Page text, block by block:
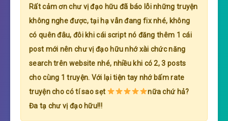
Rất cảm ơn chư vị đạo hữu đã báo lỗi những truyện
không nghe được, tại hạ vẫn đang fix nhé, không
có quên đâu, đôi khi cái script nó đăng thêm 1 cái
post mới nên chư vị đạo hữu nhớ xài chức năng
search trên website nhé, nhiều khi có 2, 3 posts
cho cùng 1 truyện. Với lại tiện tay nhớ bấm rate
truyện cho có tí sao sẹt
nữa chứ hả?
Đa tạ chư vị đạo hữu!!!